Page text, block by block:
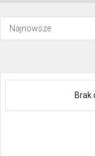
Brak